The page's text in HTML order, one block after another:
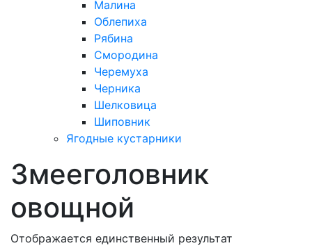
Малина
Облепиха
Рябина
Смородина
Черемуха
Черника
Шелковица
Шиповник
Ягодные кустарники
Змееголовник
овощной
Отображается единственный результат